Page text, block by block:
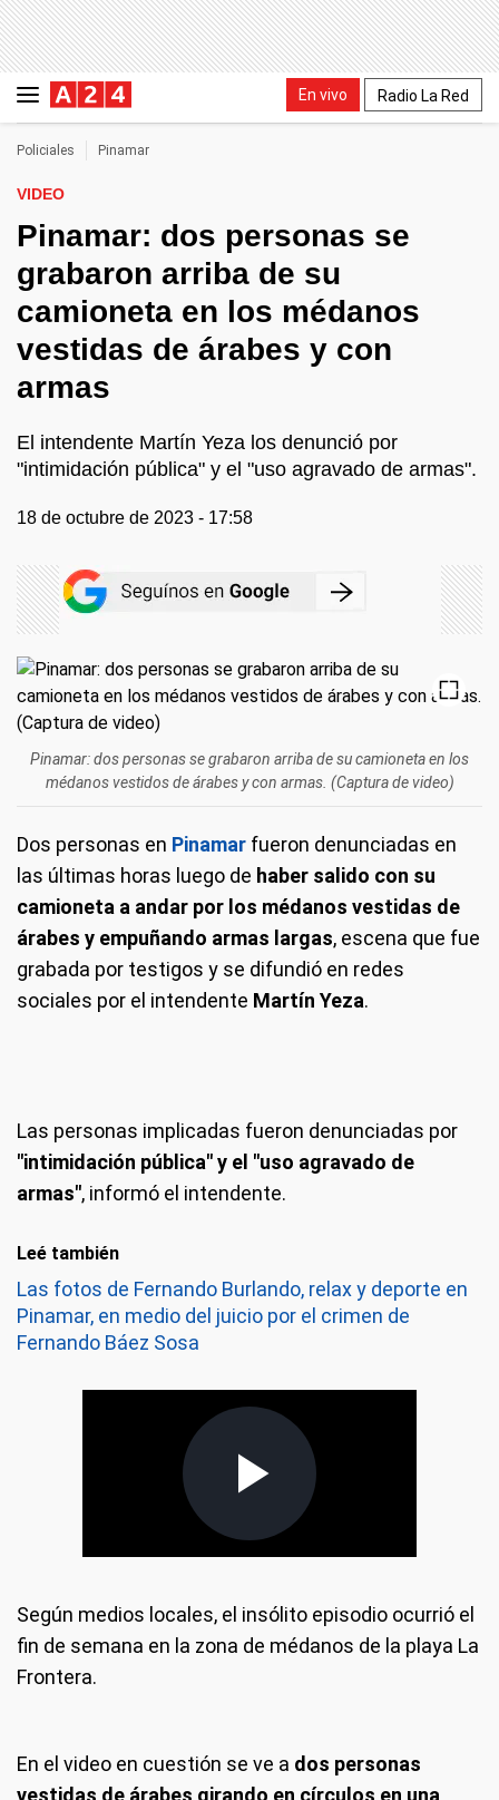
En vivo Radio La Red
Policiales Pinamar
VIDEO
Pinamar: dos personas se
grabaron arriba de su
camioneta en los médanos
vestidas de árabes y con
armas
El intendente Martín Yeza los denunció por
"intimidación pública" y el "uso agravado de armas".
18 de octubre de 2023 - 17:58
Pinamar: dos personas se grabaron arriba de su camioneta en los
médanos vestidos de árabes y con armas. (Captura de video)
Dos personas en Pinamar fueron denunciadas en
las últimas horas luego de haber salido con su
camioneta a andar por los médanos vestidas de
árabes y empuñando armas largas, escena que fue
grabada por testigos y se difundió en redes
sociales por el intendente Martín Yeza.
Las personas implicadas fueron denunciadas por
"intimidación pública" y el "uso agravado de
armas", informó el intendente.
Leé también
Las fotos de Fernando Burlando, relax y deporte en
Pinamar, en medio del juicio por el crimen de
Fernando Báez Sosa
Según medios locales, el insólito episodio ocurrió el
fin de semana en la zona de médanos de la playa La
Frontera.
En el video en cuestión se ve a dos personas
vestidas de árabes girando en círculos en una